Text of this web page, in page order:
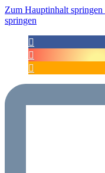
Zum Hauptinhalt springen
springen